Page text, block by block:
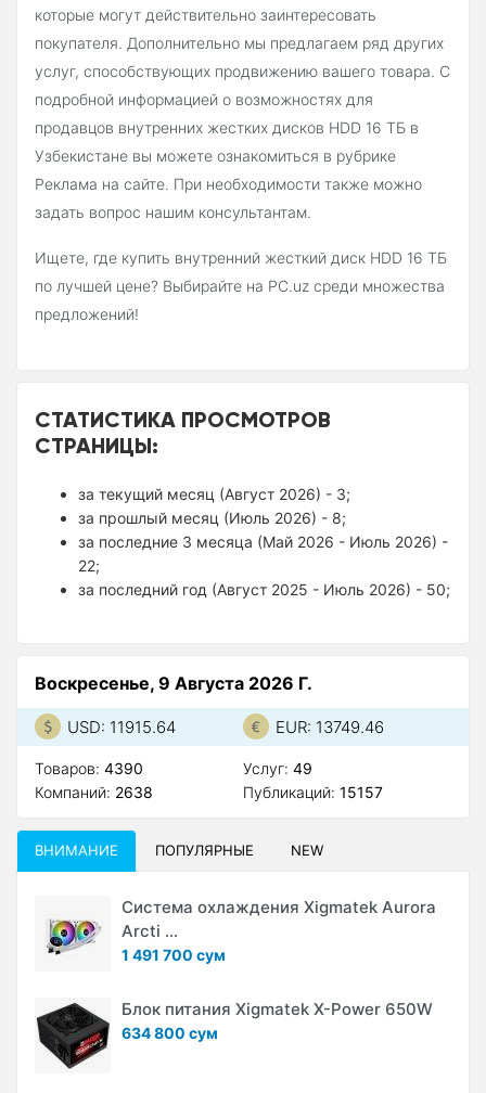
которые могут действительно заинтересовать
покупателя. Дополнительно мы предлагаем ряд других
услуг, способствующих продвижению вашего товара. С
подробной информацией о возможностях для
продавцов внутренних жестких дисков HDD 16 ТБ в
Узбекистане вы можете ознакомиться в рубрике
Реклама на сайте. При необходимости также можно
задать вопрос нашим консультантам.
Ищете, где купить внутренний жесткий диск HDD 16 ТБ
по лучшей цене? Выбирайте на PC.uz среди множества
предложений!
СТАТИСТИКА ПРОСМОТРОВ
СТРАНИЦЫ:
за текущий месяц (Август 2026) - 3;
за прошлый месяц (Июль 2026) - 8;
за последние 3 месяца (Май 2026 - Июль 2026) -
22;
за последний год (Август 2025 - Июль 2026) - 50;
Воскресенье, 9 Августа 2026 Г.
USD: 11915.64 EUR: 13749.46
Товаров: 4390
Компаний: 2638
Услуг: 49
Публикаций: 15157
ВНИМАНИЕ ПОПУЛЯРНЫЕ NEW
Система охлаждения Xigmatek Aurora
Arcti ...
1 491 700 сум
Блок питания Xigmatek X-Power 650W
634 800 сум